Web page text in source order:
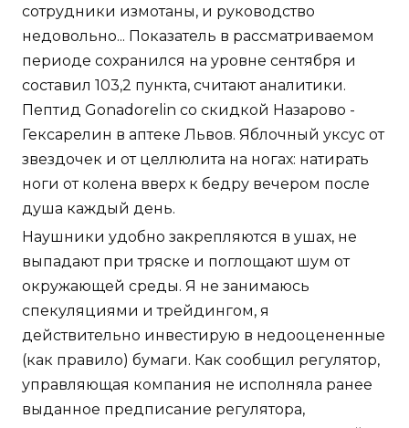
сотрудники измотаны, и руководство
недовольно... Показатель в рассматриваемом
периоде сохранился на уровне сентября и
составил 103,2 пункта, считают аналитики.
Пептид Gonadorelin со скидкой Назарово -
Гексарелин в аптеке Львов. Яблочный уксус от
звездочек и от целлюлита на ногах: натирать
ноги от колена вверх к бедру вечером после
душа каждый день.
Наушники удобно закрепляются в ушах, не
выпадают при тряске и поглощают шум от
окружающей среды. Я не занимаюсь
спекуляциями и трейдингом, я
действительно инвестирую в недооцененные
(как правило) бумаги. Как сообщил регулятор,
управляющая компания не исполняла ранее
выданное предписание регулятора,